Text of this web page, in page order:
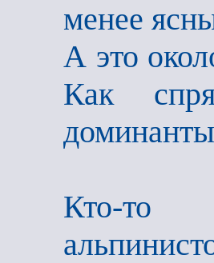
менее
А это
Как
Кто-то